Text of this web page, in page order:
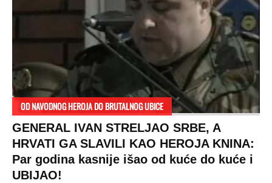
OD NAVODNOG HEROJA DO BRUTALNOG UBICE
GENERAL IVAN STRELJAO SRBE, A
HRVATI GA SLAVILI KAO HEROJA KNINA:
Par godina kasnije išao od kuće do kuće i
UBIJAO!